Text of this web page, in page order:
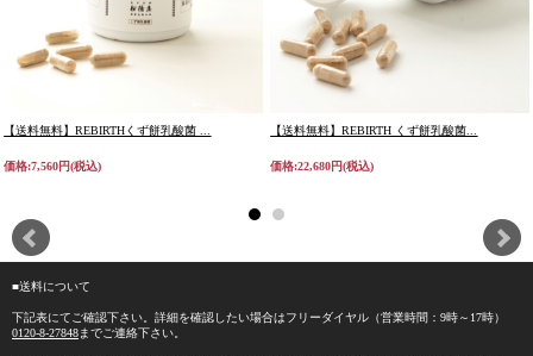
【送料無料】REBIRTHくず餅乳酸菌 ...
価格:7,560円(税込)
【送料無料】REBIRTH くず餅乳酸菌...
価格:22,680円(税込)
■送料について
下記表にてご確認下さい。詳細を確認したい場合はフリーダイヤル（営業時間：9時～17時）
0120-8-27848までご連絡下さい。